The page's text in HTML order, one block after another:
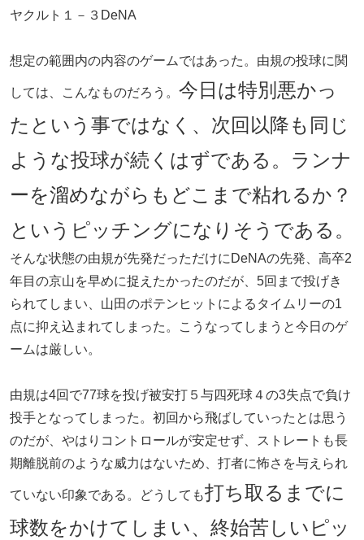
ヤクルト１－３DeNA
想定の範囲内の内容のゲームではあった。由規の投球に関
しては、こんなものだろう。 今日は特別悪かっ
たという事ではなく、次回以降も同じ
ような投球が続くはずである。ランナ
ーを溜めながらもどこまで粘れるか？
というピッチングになりそうである。
そんな状態の由規が先発だっただけにDeNAの先発、高卒2
年目の京山を早めに捉えたかったのだが、5回まで投げき
られてしまい、山田のポテンヒットによるタイムリーの1
点に抑え込まれてしまった。こうなってしまうと今日のゲ
ームは厳しい。
由規は4回で77球を投げ被安打５与四死球４の3失点で負け
投手となってしまった。初回から飛ばしていったとは思う
のだが、やはりコントロールが安定せず、ストレートも長
期離脱前のような威力はないため、打者に怖さを与えられ
ていない印象である。どうしても打ち取るまでに
球数をかけてしまい、終始苦しいピッ